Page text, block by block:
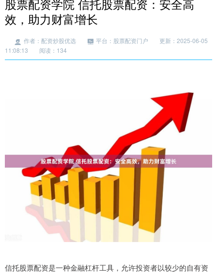
股票配资学院 信托股票配资：安全高
效，助力财富增长
作者：配资炒股优选 平台：股票配资门户
更新：2025-06-05
11:08:13
阅读：134
信托股票配资是一种金融杠杆工具，允许投资者以较少的自有资